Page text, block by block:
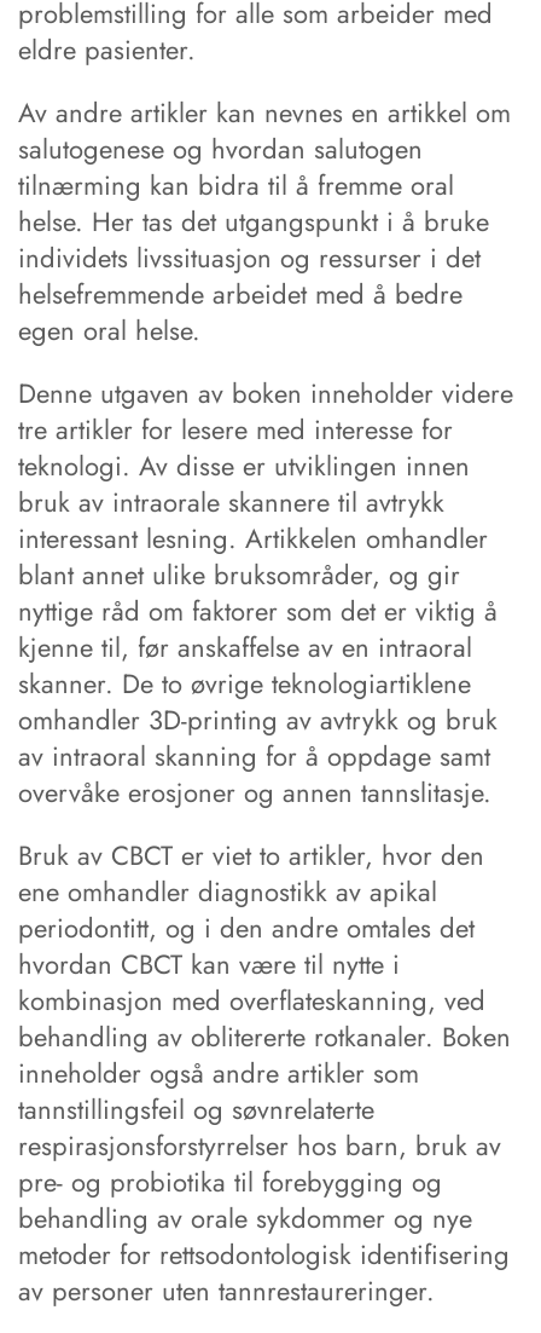
problemstilling for alle som arbeider med
eldre pasienter.
Av andre artikler kan nevnes en artikkel om
salutogenese og hvordan salutogen
tilnærming kan bidra til å fremme oral
helse. Her tas det utgangspunkt i å bruke
individets livssituasjon og ressurser i det
helsefremmende arbeidet med å bedre
egen oral helse.
Denne utgaven av boken inneholder videre
tre artikler for lesere med interesse for
teknologi. Av disse er utviklingen innen
bruk av intraorale skannere til avtrykk
interessant lesning. Artikkelen omhandler
blant annet ulike bruksområder, og gir
nyttige råd om faktorer som det er viktig å
kjenne til, før anskaffelse av en intraoral
skanner. De to øvrige teknologiartiklene
omhandler 3D-printing av avtrykk og bruk
av intraoral skanning for å oppdage samt
overvåke erosjoner og annen tannslitasje.
Bruk av CBCT er viet to artikler, hvor den
ene omhandler diagnostikk av apikal
periodontitt, og i den andre omtales det
hvordan CBCT kan være til nytte i
kombinasjon med overflateskanning, ved
behandling av oblitererte rotkanaler. Boken
inneholder også andre artikler som
tannstillingsfeil og søvnrelaterte
respirasjonsforstyrrelser hos barn, bruk av
pre- og probiotika til forebygging og
behandling av orale sykdommer og nye
metoder for rettsodontologisk identifisering
av personer uten tannrestaureringer.